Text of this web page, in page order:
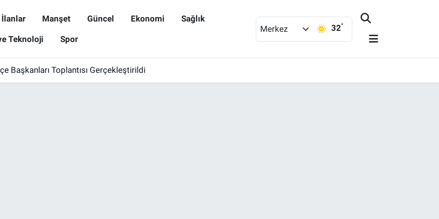
İlanlar Manşet Güncel Ekonomi Sağlık
Teknoloji Spor
Merkez 32°
Başkanları Toplantısı Gerçekleştirildi